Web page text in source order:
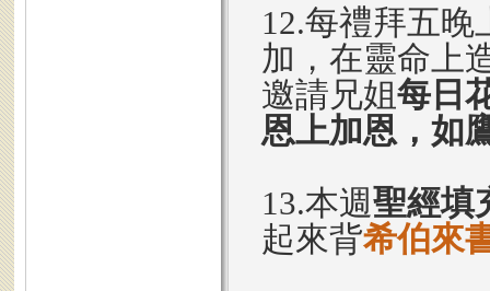
12.每禮拜五晚
加，在靈命上
邀請兄姐每日
恩上加恩，如
13.本週聖經填
起來背希伯來